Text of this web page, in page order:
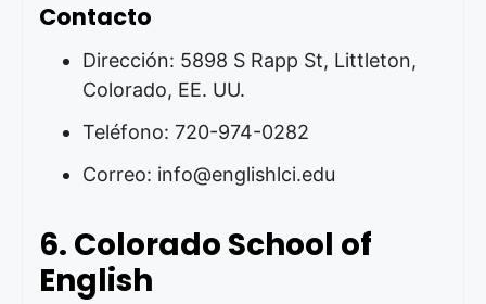
Contacto
Dirección: 5898 S Rapp St, Littleton,
Colorado, EE. UU.
Teléfono: 720-974-0282
Correo: info@englishlci.edu
6. Colorado School of
English